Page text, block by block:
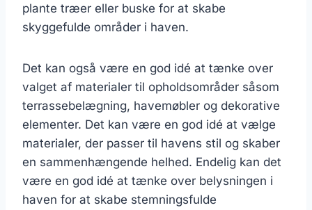
plante træer eller buske for at skabe
skyggefulde områder i haven.
Det kan også være en god idé at tænke over
valget af materialer til opholdsområder såsom
terrassebelægning, havemøbler og dekorative
elementer. Det kan være en god idé at vælge
materialer, der passer til havens stil og skaber
en sammenhængende helhed. Endelig kan det
være en god idé at tænke over belysningen i
haven for at skabe stemningsfulde